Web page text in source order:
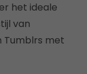
het ideale
van
Tumblrs met